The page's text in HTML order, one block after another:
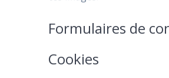
Formulaires de
Cookies